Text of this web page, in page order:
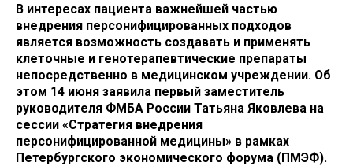
В интересах пациента важнейшей частью
внедрения персонифицированных подходов
является возможность создавать и применять
клеточные и генотерапевтические препараты
непосредственно в медицинском учреждении. Об
этом 14 июня заявила первый заместитель
руководителя ФМБА России Татьяна Яковлева на
сессии «Стратегия внедрения
персонифицированной медицины» в рамках
Петербургского экономического форума (ПМЭФ).